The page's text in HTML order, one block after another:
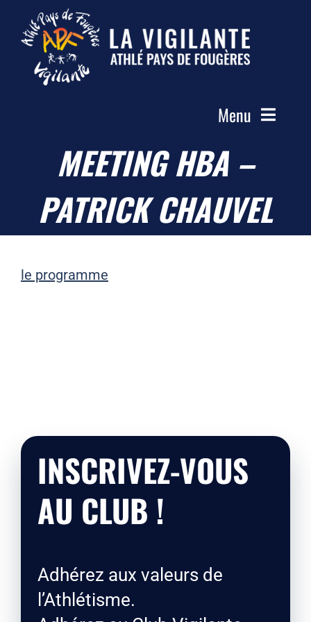
Passer
contenu
Menu
Accueil
Le Club
Actualités
Les Groupes
MEETING HBA –
PATRICK CHAUVEL
le programme
INSCRIVEZ-VOUS
AU CLUB !
Adhérez aux valeurs de
l’Athlétisme.